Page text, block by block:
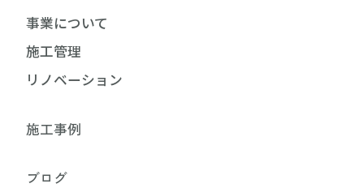
事業について
施工管理
リノベーション
施工事例
ブログ